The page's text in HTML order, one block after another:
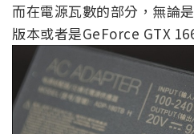
而在電源瓦數的部分，無論
版本或者是GeForce GTX